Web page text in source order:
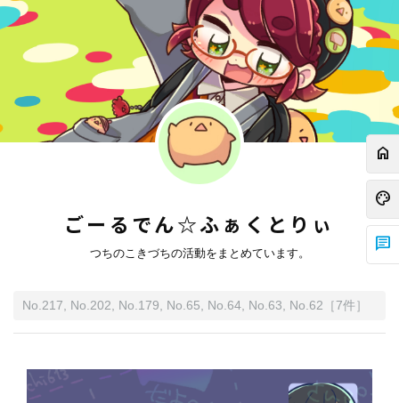
home
palette
chat
ごーるでん☆ふぁくとりぃ
つちのこきづちの活動をまとめています。
No.217, No.202, No.179, No.65, No.64, No.63, No.62 ［7件］